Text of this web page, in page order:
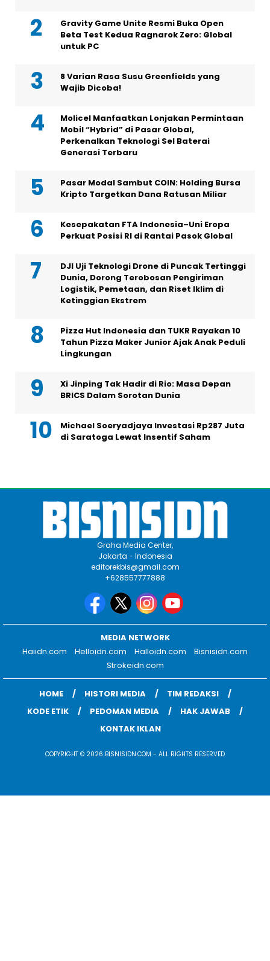
Gravity Game Unite Resmi Buka Open
Beta Test Kedua Ragnarok Zero: Global
untuk PC
8 Varian Rasa Susu Greenfields yang
Wajib Dicoba!
Molicel Manfaatkan Lonjakan Permintaan
Mobil “Hybrid” di Pasar Global,
Perkenalkan Teknologi Sel Baterai
Generasi Terbaru
Pasar Modal Sambut COIN: Holding Bursa
Kripto Targetkan Dana Ratusan Miliar
Kesepakatan FTA Indonesia–Uni Eropa
Perkuat Posisi RI di Rantai Pasok Global
DJI Uji Teknologi Drone di Puncak Tertinggi
Dunia, Dorong Terobosan Pengiriman
Logistik, Pemetaan, dan Riset Iklim di
Ketinggian Ekstrem
Pizza Hut Indonesia dan TUKR Rayakan 10
Tahun Pizza Maker Junior Ajak Anak Peduli
Lingkungan
Xi Jinping Tak Hadir di Rio: Masa Depan
BRICS Dalam Sorotan Dunia
Michael Soeryadjaya Investasi Rp287 Juta
di Saratoga Lewat Insentif Saham
Graha Media Center,
Jakarta - Indonesia
editorekbis@gmail.com
+628557777888
MEDIA NETWORK
Haiidn.com
Helloidn.com Halloidn.com
Bisnisidn.com
Strokeidn.com
HOME HISTORI MEDIA
TIM REDAKSI
KODE ETIK
PEDOMAN MEDIA
HAK JAWAB
KONTAK IKLAN
COPYRIGHT © 2026 BISNISIDN.COM - ALL RIGHTS RESERVED